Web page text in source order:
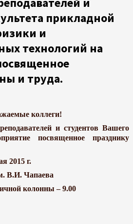
прикладной
и
технологий на
и труда.
коллеги!
и студентов Вашего
посвященное празднику
2015 г.
В.И. Чапаева
колонны – 9.00